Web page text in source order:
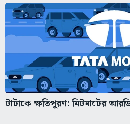
টাটাকে ক্ষতিপূরণ: মিটমাটের